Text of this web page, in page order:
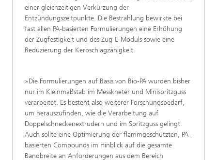
einer gleichzeitigen Verkürzung der
Entzündungszeitpunkte. Die Bestrahlung bewirkte bei
fast allen PA-basierten Formulierungen eine Erhöhung
der Zugfestigkeit und des Zug-E-Moduls sowie eine
Reduzierung der Kerbschlagzähigkeit.
»Die Formulierungen auf Basis von Bio-PA wurden bisher
nur im Kleinmaßstab im Messkneter und Minispritzguss
verarbeitet. Es besteht also weiterer Forschungsbedarf,
um herauszufinden, wie die Verarbeitung auf
Doppelschneckenextrudern und im Spritzguss gelingt.
Auch sollte eine Optimierung der flammgeschützten, PA-
basierten Compounds im Hinblick auf die gesamte
Bandbreite an Anforderungen aus dem Bereich